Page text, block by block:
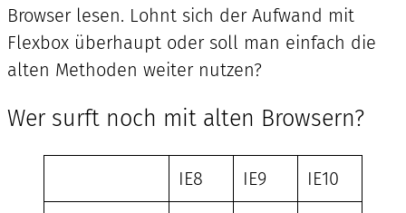
Browser lesen. Lohnt sich der Aufwand mit
Flexbox überhaupt oder soll man einfach die
alten Methoden weiter nutzen?
Wer surft noch mit alten Browsern?
IE8 IE9 IE10